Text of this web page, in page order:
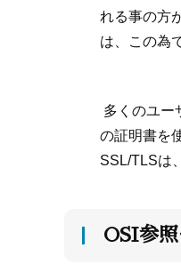
れる事の方
は、この為
多くのユー
の証明書を
SSL/TLSは
OSI参